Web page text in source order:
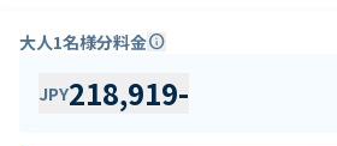
大人1名様分料金info
JPY218,919-